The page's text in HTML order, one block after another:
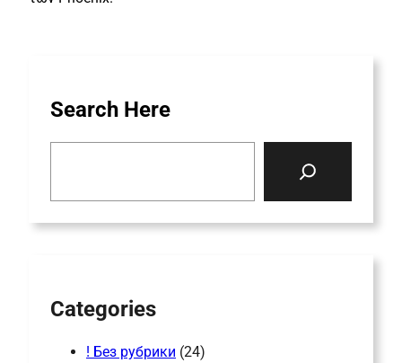
Search Here
Categories
! Без рубрики (24)